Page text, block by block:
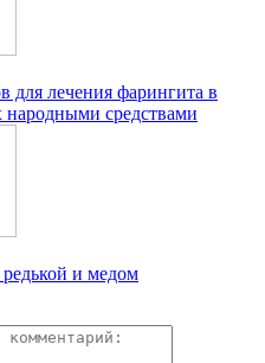
для лечения фарингита в
средствами
и медом